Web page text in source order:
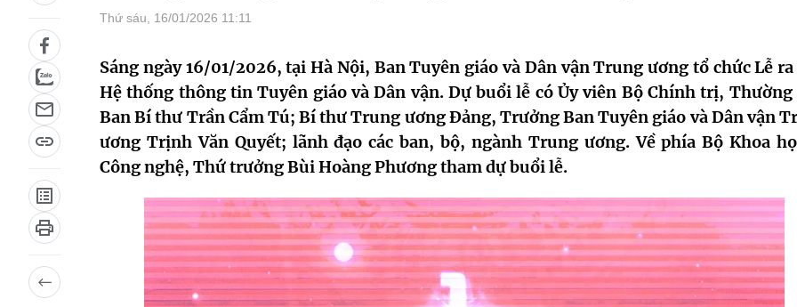
Thứ sáu, 16/01/2026 11:11
Sáng ngày 16/01/2026, tại Hà Nội, Ban Tuyên giáo và Dân vận Trung ương tổ chức Lễ
Hệ thống thông tin Tuyên giáo và Dân vận. Dự buổi lễ có Ủy viên Bộ Chính trị,
Ban Bí thư Trần Cẩm Tú; Bí thư Trung ương Đảng, Trưởng Ban Tuyên giáo và Dân vận
ương Trịnh Văn Quyết; lãnh đạo các ban, bộ, ngành Trung ương. Về phía Bộ Khoa
Công nghệ, Thứ trưởng Bùi Hoàng Phương tham dự buổi lễ.